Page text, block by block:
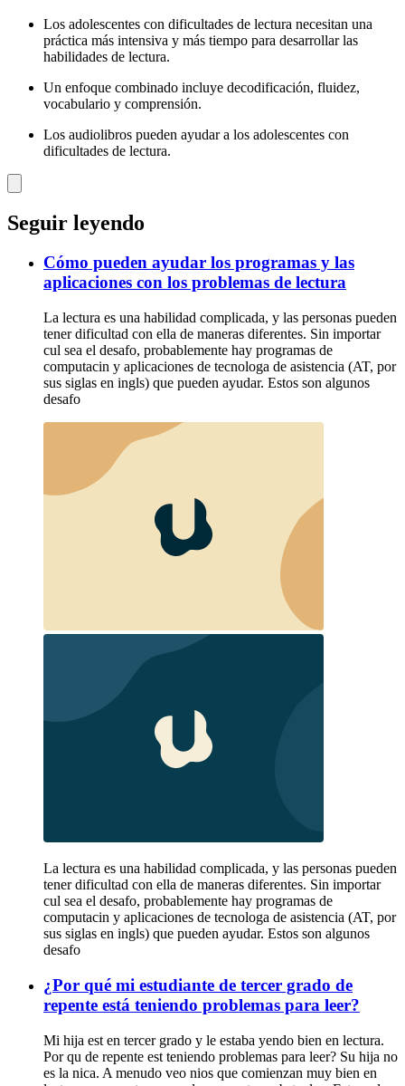
Los adolescentes con dificultades de lectura necesitan una
práctica más intensiva y más tiempo para desarrollar las
habilidades de lectura.
Un enfoque combinado incluye decodificación, fluidez,
vocabulario y comprensión.
Los audiolibros pueden ayudar a los adolescentes con
dificultades de lectura.
Seguir leyendo
Cómo pueden ayudar los programas y las
aplicaciones con los problemas de lectura
La lectura es una habilidad complicada, y las personas pueden
tener dificultad con ella de maneras diferentes. Sin importar
cul sea el desafo, probablemente hay programas de
computacin y aplicaciones de tecnologa de asistencia (AT, por
sus siglas en ingls) que pueden ayudar. Estos son algunos
desafo
La lectura es una habilidad complicada, y las personas pueden
tener dificultad con ella de maneras diferentes. Sin importar
cul sea el desafo, probablemente hay programas de
computacin y aplicaciones de tecnologa de asistencia (AT, por
sus siglas en ingls) que pueden ayudar. Estos son algunos
desafo
¿Por qué mi estudiante de tercer grado de
repente está teniendo problemas para leer?
Mi hija est en tercer grado y le estaba yendo bien en lectura.
Por qu de repente est teniendo problemas para leer? Su hija no
es la nica. A menudo veo nios que comienzan muy bien en